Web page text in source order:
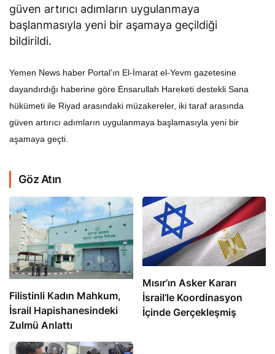
güven artırıcı adımların uygulanmaya
başlanmasıyla yeni bir aşamaya geçildiği
bildirildi.
Yemen News haber Portal’ın El-İmarat el-Yevm gazetesine
dayandırdığı haberine göre Ensarullah Hareketi destekli Sana
hükümeti ile Riyad arasındaki müzakereler, iki taraf arasında
güven artırıcı adımların uygulanmaya başlamasıyla yeni bir
aşamaya geçti.
Göz Atın
Filistinli Kadın Mahkum,
İsrail Hapishanesindeki
Zulmü Anlattı
Mısır’ın Asker Kararı
İsrail’le Koordinasyon
İçinde Gerçekleşmiş